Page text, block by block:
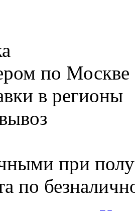
по Москве
в регионы
при
по